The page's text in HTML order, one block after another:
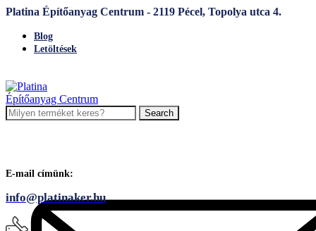
Platina Építőanyag Centrum - 2119 Pécel, Topolya utca 4.
Blog
Letöltések
Search
E-mail címünk:
info@platinaker.hu